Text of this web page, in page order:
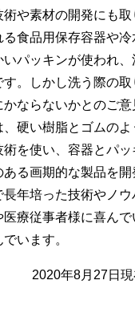
や素材の開発にも取
食品用保存容器や冷
パッキンが使われ、
。しかし洗う際の取
ならないかとのご意
硬い樹脂とゴムのよ
を使い、容器とパッ
る画期的な製品を開
年培った技術やノウ
療従事者様に喜んで
います。
2020年8月27日現